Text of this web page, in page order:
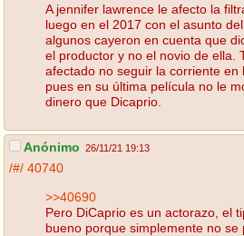
A jennifer lawrence le afecto la
luego en el 2017 con el asunto
algunos cayeron en cuenta que
el productor y no el novio de ella.
afectado no seguir la corriente en
pues en su última película no le
dinero que Dicaprio.
Anónimo 26/11/21 19:13
/#/ 40740
>>40690
Pero DiCaprio es un actorazo, el
bueno porque simplemente no se